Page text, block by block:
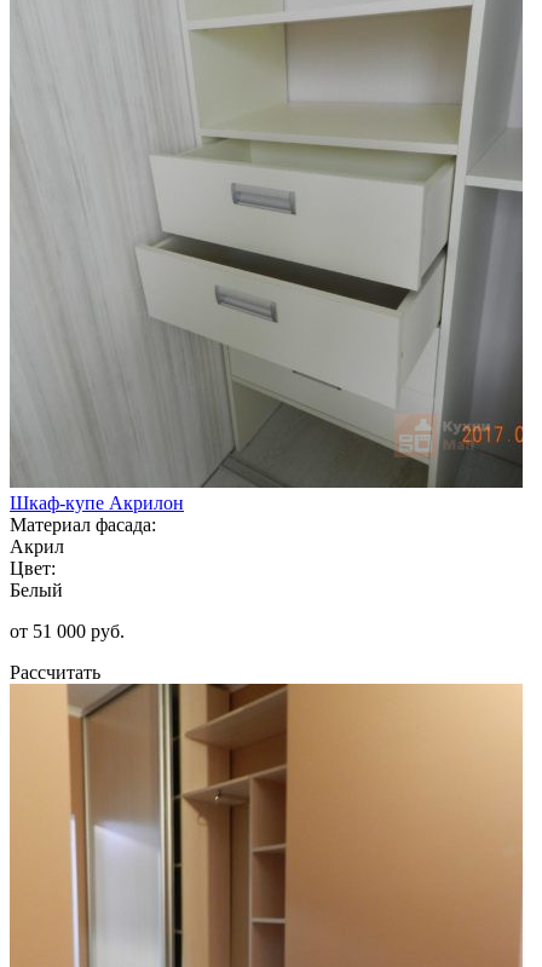
Шкаф-купе Акрилон
Материал фасада:
Акрил
Цвет:
Белый
от 51 000 руб.
Рассчитать